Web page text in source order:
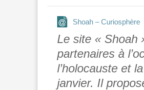
Shoah – Curiosphère
Le site « Shoah
partenaires à
l’holocauste et
janvier. Il